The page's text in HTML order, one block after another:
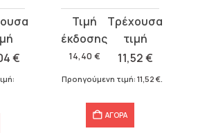
€ 14,40 €
Original
price
was:
14,40 €.
11,52€
τρέχουσα
τιμή
Προηγούμενη τιμή: 11,52 €.
ΑΓΟΡΑ